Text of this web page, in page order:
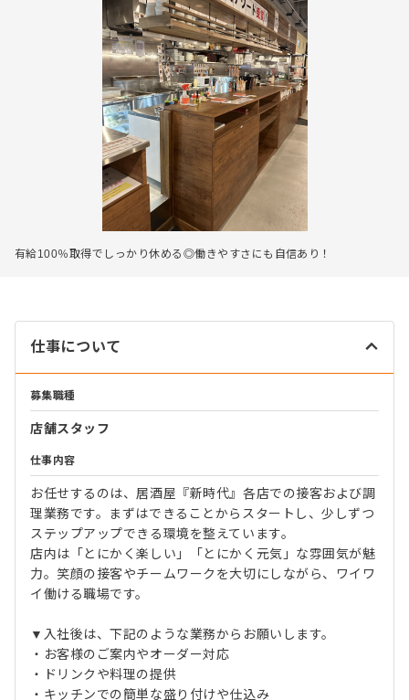
有給100％取得でしっかり休める◎働きやすさにも自信あり！
仕事について
募集職種
店舗スタッフ
仕事内容
お任せするのは、居酒屋『新時代』各店での接客および調
理業務です。まずはできることからスタートし、少しずつ
ステップアップできる環境を整えています。
店内は「とにかく楽しい」「とにかく元気」な雰囲気が魅
力。笑顔の接客やチームワークを大切にしながら、ワイワ
イ働ける職場です。
▼入社後は、下記のような業務からお願いします。
・お客様のご案内やオーダー対応
・ドリンクや料理の提供
・キッチンでの簡単な盛り付けや仕込み